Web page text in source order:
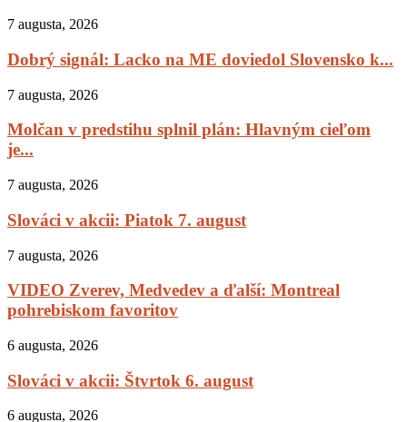
7 augusta, 2026
Dobrý signál: Lacko na ME doviedol Slovensko k...
7 augusta, 2026
Molčan v predstihu splnil plán: Hlavným cieľom
je...
7 augusta, 2026
Slováci v akcii: Piatok 7. august
7 augusta, 2026
VIDEO Zverev, Medvedev a ďalší: Montreal
pohrebiskom favoritov
6 augusta, 2026
Slováci v akcii: Štvrtok 6. august
6 augusta, 2026